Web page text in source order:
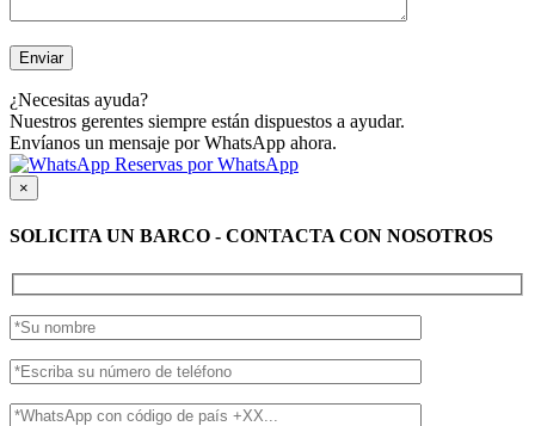
¿Necesitas ayuda?
Nuestros gerentes siempre están dispuestos a ayudar.
Envíanos un mensaje por WhatsApp ahora.
Reservas por WhatsApp
×
SOLICITA UN BARCO - CONTACTA CON NOSOTROS